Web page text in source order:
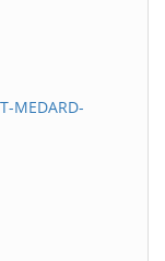
MEDARD-